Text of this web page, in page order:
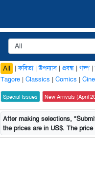
All |কবিতা|উপন্যাস| প্রবন্ধ | গল্প |
Tagore | Classics | Comics |
Special Issues New Arrivals (April
After making selections,
the prices are in US$. The